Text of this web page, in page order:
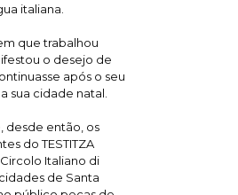
italiana.
que trabalhou
o desejo de
após o seu
sua cidade natal.
desde então, os
do TESTITZA
Italiano di
de Santa